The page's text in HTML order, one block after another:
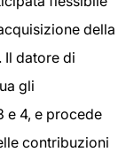
della
Il datore di
gli
e 4, e procede
contribuzioni